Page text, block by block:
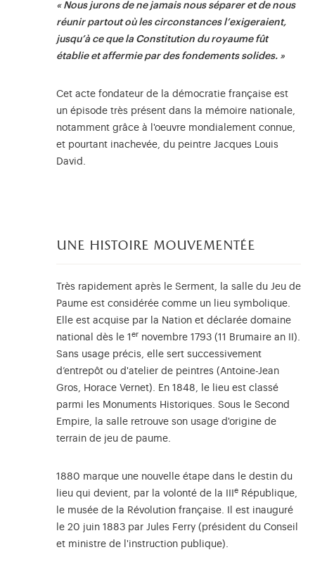
« Nous jurons de ne jamais nous séparer et de nous
réunir partout où les circonstances l’exigeraient,
jusqu’à ce que la Constitution du royaume fût
établie et affermie par des fondements solides. »
Cet acte fondateur de la démocratie française est
un épisode très présent dans la mémoire nationale,
notamment grâce à l'oeuvre mondialement connue,
et pourtant inachevée, du peintre Jacques Louis
David.
une histoire mouvementée
Très rapidement après le Serment, la salle du Jeu de
Paume est considérée comme un lieu symbolique.
Elle est acquise par la Nation et déclarée domaine
national dès le 1 er novembre 1793 (11 Brumaire an II).
Sans usage précis, elle sert successivement
d’entrepôt ou d'atelier de peintres (Antoine-Jean
Gros, Horace Vernet). En 1848, le lieu est classé
parmi les Monuments Historiques. Sous le Second
Empire, la salle retrouve son usage d'origine de
terrain de jeu de paume.
1880 marque une nouvelle étape dans le destin du
lieu qui devient, par la volonté de la III
e République,
le musée de la Révolution française. Il est inauguré
le 20 juin 1883 par Jules Ferry (président du Conseil
et ministre de l'instruction publique).